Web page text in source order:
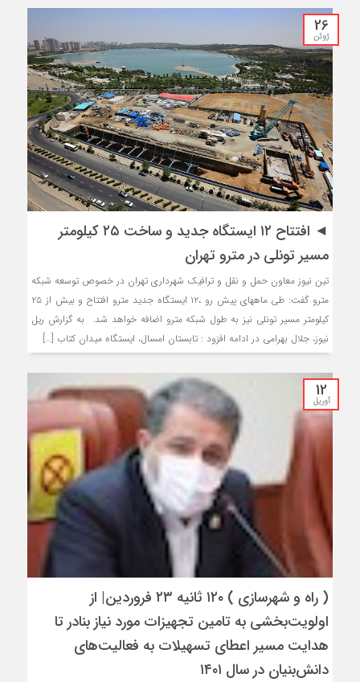
26
ژوئن
◄ افتتاح ۱۲ ایستگاه جدید و ساخت ۲۵ کیلومتر
مسیر تونلی در مترو تهران
تین نیوز معاون حمل و نقل و ترافیک شهرداری تهران در خصوص توسعه شبکه
مترو گفت: طی ماههای پیش رو ،۱۲ ایستگاه جدید مترو افتتاح و بیش از ۲۵
کیلومتر مسیر تونلی نیز به طول شبکه مترو اضافه خواهد شد. به گزارش ریل
نیوز، جلال بهرامی در ادامه افزود : تابستان امسال، ایستگاه میدان کتاب […]
12
آوریل
( راه و شهرسازی ) ۱۲۰ ثانیه ۲۳ فروردین‌| از
اولویت‌بخشی به تامین تجهیزات مورد نیاز بنادر تا
هدایت مسیر اعطای تسهیلات به فعالیت‌های
دانش‌بنیان در سال ۱۴۰۱